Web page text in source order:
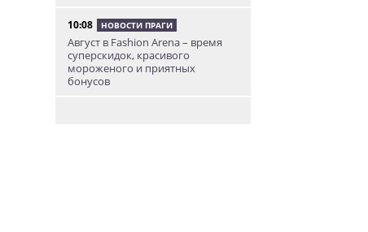
10:08 НОВОСТИ ПРАГИ
Август в Fashion Arena – время
суперскидок, красивого
мороженого и приятных
бонусов